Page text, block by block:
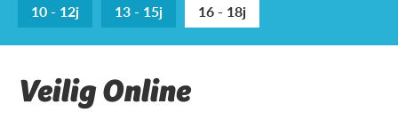
10 - 12j
13 - 15j 16 - 18j
Veilig Online